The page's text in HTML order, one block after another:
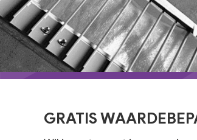
GRATIS